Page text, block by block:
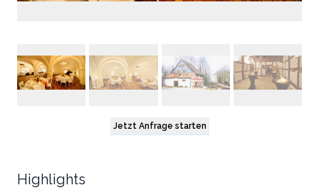
Jetzt Anfrage starten
Highlights